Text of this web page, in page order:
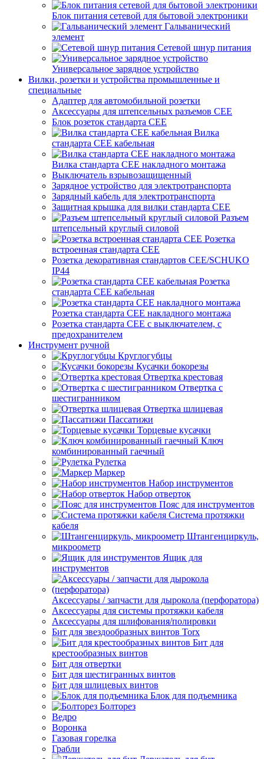
Блок питания сетевой для бытовой электроники
Гальванический
элемент
Сетевой шнур питания
Универсальное зарядное устройство
Вилки, розетки и устройства промышленные и
специальные
Адаптер для автомобильной розетки
Аксессуары для штепсельных разъемов CEE
Блок розеток стандарта CEE
Вилка
стандарта CEE кабельная
Вилка стандарта CEE накладного монтажа
Выключатель взрывозащищенный
Зарядное устройство для электротранспорта
Зарядный кабель для электротранспорта
Защитная крышка для вилки стандарта CEE
Разъем
штепсельный круглый силовой
Розетка
встроенная стандарта CEE
Розетка декоративная стандартов CEE/SCHUKO
IP44
Розетка
стандарта СЕЕ кабельная
Розетка стандарта СЕЕ накладного монтажа
Розетка стандарта СЕЕ с выключателем, с
предохранителем
Инструмент ручной
Круглогубцы
Кусачки бокорезы
Отвертка крестовая
Отвертка с
шестигранником
Отвертка шлицевая
Пассатижи
Торцевые кусачки
Ключ
комбинированный гаечный
Рулетка
Маркер
Набор инструментов
Набор отверток
Пояс для инструментов
Система протяжки
кабеля
Штангенциркуль,
микроометр
Ящик для
инструментов
Аксессуары / запчасти для дырокола (перфоратора)
Аксессуары для системы протяжки кабеля
Аксессуары для шлифования/полировки
Бит для звездообразных винтов Torx
Бит для
крестообразных винтов
Бит для отвертки
Бит для шестигранных винтов
Бит для шлицевых винтов
Блок для подъемника
Болторез
Ведро
Воронка
Газовая горелка
Грабли